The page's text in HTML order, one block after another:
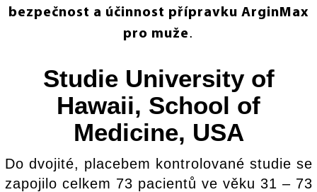
bezpečnost a účinnost přípravku ArginMax
pro muže.
Studie University of
Hawaii, School of
Medicine, USA
Do dvojité, placebem kontrolované studie se
zapojilo celkem 73 pacientů ve věku 31 – 73